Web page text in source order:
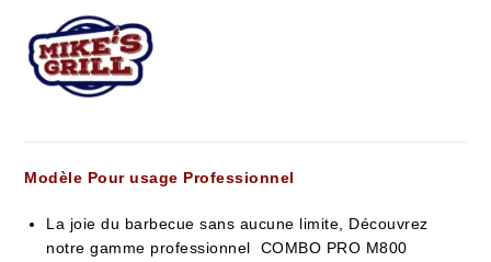
Modèle Pour usage Professionnel
La joie du barbecue sans aucune limite, Découvrez
notre gamme professionnel COMBO PRO M800